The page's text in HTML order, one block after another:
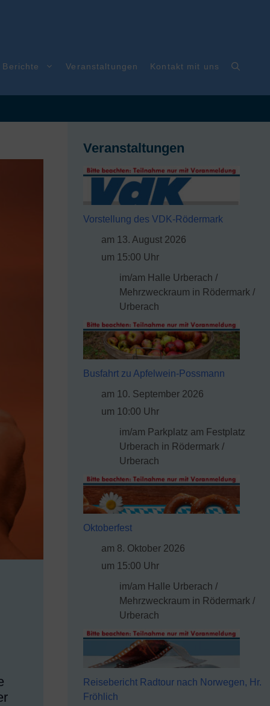
Berichte Veranstaltungen Kontakt mit uns
unserer
Veranstaltungen
Vorstellung des VDK-Rödermark
am 13. August 2026
um 15:00 Uhr
im/am Halle Urberach /
Mehrzweckraum in Rödermark /
Urberach
Busfahrt zu Apfelwein-Possmann
am 10. September 2026
um 10:00 Uhr
im/am Parkplatz am Festplatz
Urberach in Rödermark /
Urberach
Oktoberfest
am 8. Oktober 2026
um 15:00 Uhr
im/am Halle Urberach /
Mehrzweckraum in Rödermark /
Urberach
Reisebericht Radtour nach Norwegen, Hr.
Fröhlich